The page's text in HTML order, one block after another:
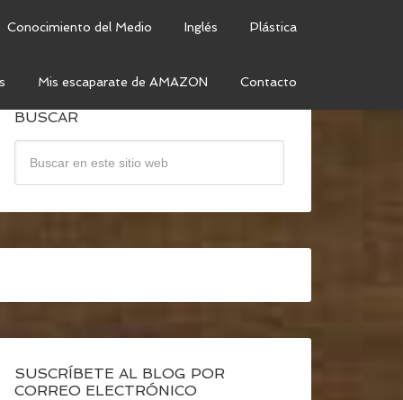
Conocimiento del Medio Inglés Plástica
Mis escaparate de AMAZON Contacto
BUSCAR
SUSCRÍBETE AL BLOG POR
CORREO ELECTRÓNICO